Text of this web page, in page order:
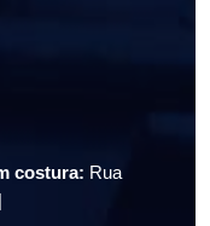
costura: Rua